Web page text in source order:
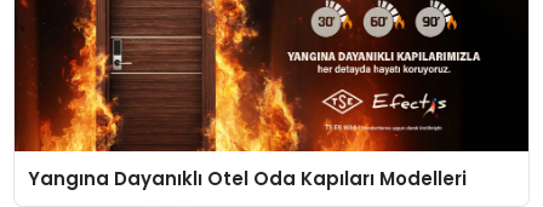
Yangına Dayanıklı Otel Oda Kapıları Modelleri